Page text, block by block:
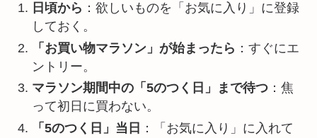
日頃から ：欲しいものを「お気に入り」に登録
しておく。
「お買い物マラソン」が始まったら ：すぐにエ
ントリー。
マラソン期間中の「5のつく日」まで待つ：焦
って初日に買わない。
「5のつく日」当日 ：「お気に入り」に入れて